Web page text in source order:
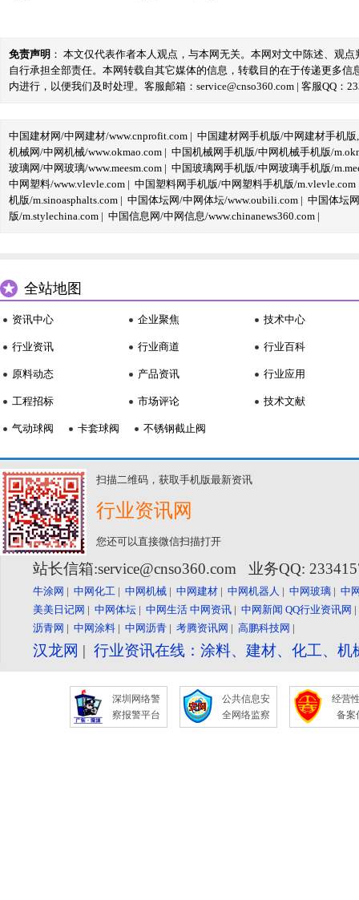
免责声明 ： 本文仅代表作者本人观点，与本网无关。本网对文中陈述、观
自行承担全部责任。本网转载自其它媒体的信息，转载目的在于传递更多
内进行，以便我们及时处理。客服邮箱：service@cnso360.com | 客服QQ：
中国建材网/中网建材/www.cnprofit.com | 中国建材网手机版/中网建材手机版
机械网/中网机械/www.okmao.com | 中国机械网手机版/中网机械手机版/
玻璃网/中网玻璃/www.meesm.com | 中国玻璃网手机版/中网玻璃手机版/
中网塑料/www.vlevle.com | 中国塑料网手机版/中网塑料手机版/m.vlevle.com
机版/m.sinoasphalts.com | 中国体坛网/中网体坛/www.oubili.com | 中国体坛
版/m.stylechina.com | 中国信息网/中网信息/www.chinanews360.com |
全站地图
资讯中心
行业资讯
原料动态
工程招标
企业聚焦
行业商道
产品资讯
市场评论
技术中心
行业百科
行业应用
技术文献
气动球阀 卡套球阀 不锈钢截止阀
扫描二维码，获取手机版最新资讯
行业资讯网
您还可以直接微信扫描打开
站长信箱:service@cnso360.com 业务QQ:
牛涂网 | 中网化工 | 中网机械 | 中网建材 | 中网机器人 | 中网玻璃 | 中
美美日记网 | 中网体坛 | 中网生活 中网资讯 | 中网新闻 QQ行业资讯网
沥青网 | 中网涂料 | 中网沥青 | 考腾资讯网 | 高鹏科技网 |
汉龙网 | 行业资讯在线：涂料、建材、化工、
深圳网络警
察报警平台
公共信息安
全网络监察
经营
备案